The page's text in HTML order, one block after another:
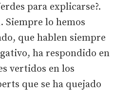
para explicarse?.
Siempre lo hemos
que hablen siempre
ha respondido en
vertidos en los
que se ha quejado